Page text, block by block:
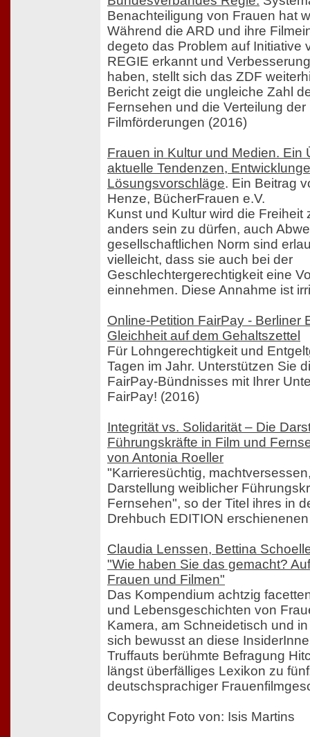
Benachteiligung von Frauen hat
Während die ARD und ihre
degeto das Problem auf Initiative
REGIE erkannt und
haben, stellt sich das ZDF
Bericht zeigt die ungleiche Zahl
Fernsehen und die Verteilung
Filmförderungen (2016)
Frauen in Kultur und Medien. Ein
aktuelle Tendenzen,
Lösungsvorschläge. Ein Beitrag
Henze, BücherFrauen e.V.
Kunst und Kultur wird die Freiheit
anders sein zu dürfen, auch
gesellschaftlichen Norm sind
vielleicht, dass sie auch bei der
Geschlechtergerechtigkeit eine
einnehmen. Diese Annahme ist
Online-Petition FairPay - Berliner
Gleichheit auf dem Gehaltszettel
Für Lohngerechtigkeit und
Tagen im Jahr. Unterstützen Sie
FairPay-Bündnisses mit Ihrer
FairPay! (2016)
Integrität vs. Solidarität – Die
Führungskräfte in Film und
von Antonia Roeller
"Karrieresüchtig,
Darstellung weiblicher
Fernsehen", so der Titel ihres in
Drehbuch EDITION
Claudia Lenssen, Bettina
"Wie haben Sie das gemacht?
Frauen und Filmen"
Das Kompendium achtzig
und Lebensgeschichten von
Kamera, am Schneidetisch und
sich bewusst an diese
Truffauts berühmte Befragung
längst überfälliges Lexikon zu
deutschsprachiger
Copyright Foto von: Isis Martins